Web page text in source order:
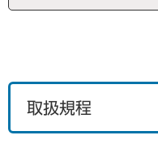
取扱規程